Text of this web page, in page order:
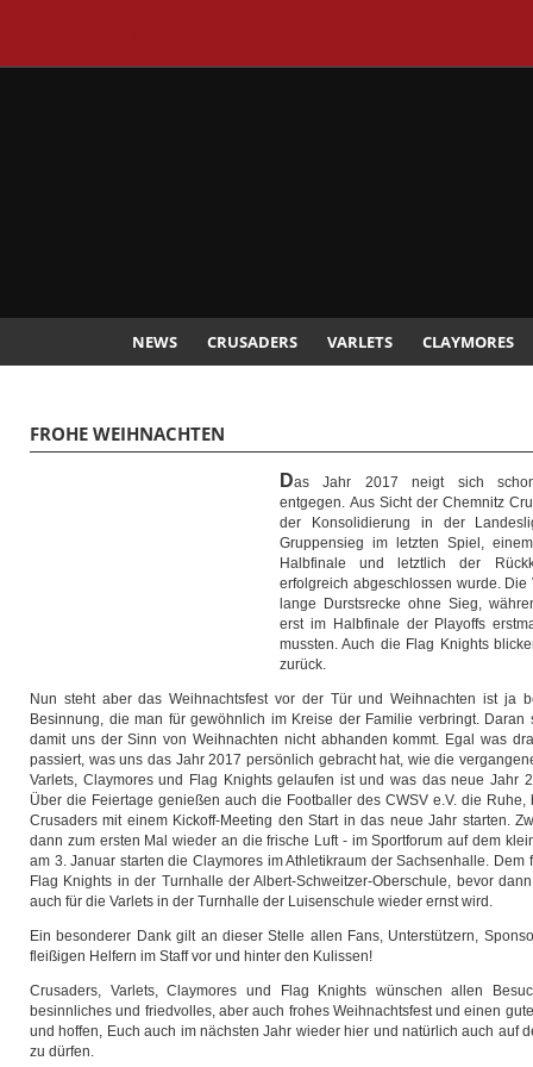
NEWS CRUSADERS VARLETS CLAYMORES
FROHE WEIHNACHTEN
Das Jahr 2017 neigt sich
entgegen. Aus Sicht der Chemnitz
der Konsolidierung in der
Gruppensieg im letzten Spiel,
Halbfinale und letztlich der
erfolgreich abgeschlossen wurde.
lange Durstsrecke ohne Sieg,
erst im Halbfinale der Playoffs
mussten. Auch die Flag Knights
zurück.
Nun steht aber das Weihnachtsfest vor der Tür und Weihnachten ist ja
Besinnung, die man für gewöhnlich im Kreise der Familie verbringt. Daran
damit uns der Sinn von Weihnachten nicht abhanden kommt. Egal was
passiert, was uns das Jahr 2017 persönlich gebracht hat, wie die
Varlets, Claymores und Flag Knights gelaufen ist und was das neue Jahr
Über die Feiertage genießen auch die Footballer des CWSV e.V. die
Crusaders mit einem Kickoff-Meeting den Start in das neue Jahr starten.
dann zum ersten Mal wieder an die frische Luft - im Sportforum auf dem
am 3. Januar starten die Claymores im Athletikraum der Sachsenhalle. Dem
Flag Knights in der Turnhalle der Albert-Schweitzer-Oberschule, bevor
auch für die Varlets in der Turnhalle der Luisenschule wieder ernst wird.
Ein besonderer Dank gilt an dieser Stelle allen Fans, Unterstützern,
fleißigen Helfern im Staff vor und hinter den Kulissen!
Crusaders, Varlets, Claymores und Flag Knights wünschen allen
besinnliches und friedvolles, aber auch frohes Weihnachtsfest und einen
und hoffen, Euch auch im nächsten Jahr wieder hier und natürlich auch auf
zu dürfen.